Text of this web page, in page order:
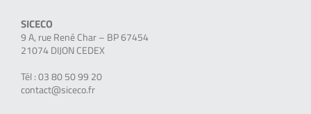
SICECO
9 A, rue René Char – BP 67454
21074 DIJON CEDEX
Tél : 03 80 50 99 20
contact@siceco.fr